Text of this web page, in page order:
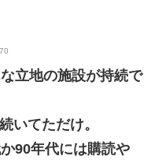
立地の施設が持続で
いてただけ。
90年代には購読や